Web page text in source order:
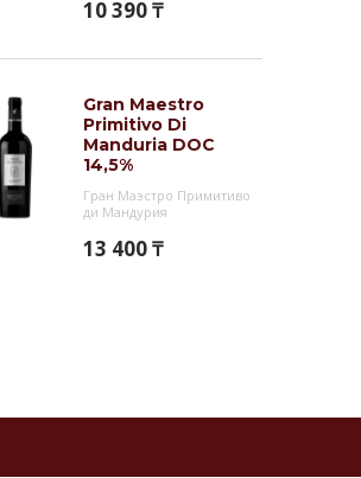
10 390 ₸
Gran Maestro
Primitivo Di
Manduria DOC
14,5%
Гран Маэстро Примитиво
ди Мандурия
13 400 ₸